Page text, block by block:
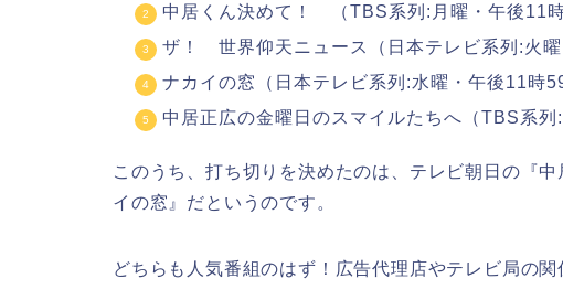
中居くん決めて！ （TBS系列:月曜・午後11
ザ！ 世界仰天ニュース（日本テレビ系列:火曜
ナカイの窓
（日本テレビ系列:水曜・午後11時
中居正広の金曜日のスマイルたちへ （TBS系
このうち、打ち切りを決めたのは、テレビ朝日の『
イの窓』だというのです。
どちらも人気番組のはず！広告代理店やテレビ局の